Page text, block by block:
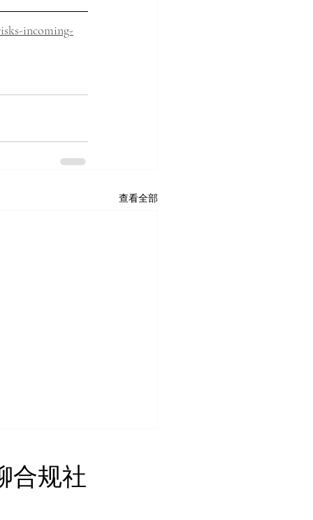
incoming-
查看全部
第2号 关于对应用
学公司等6家美国实体
合规社